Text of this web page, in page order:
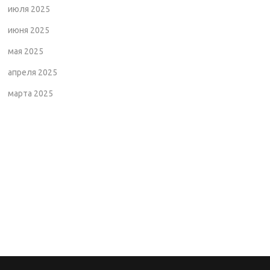
июля 2025
июня 2025
мая 2025
апреля 2025
марта 2025